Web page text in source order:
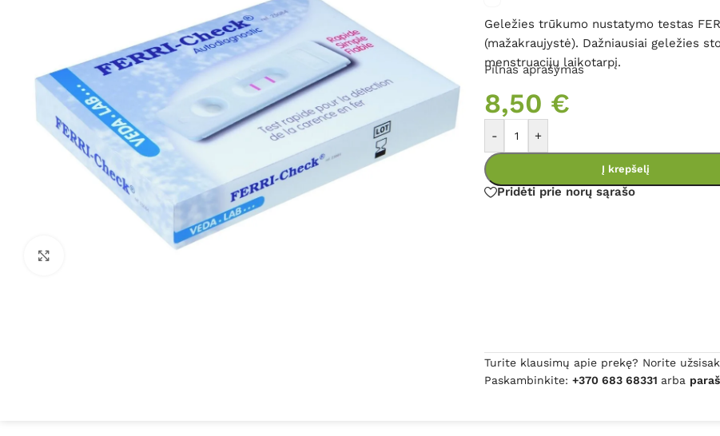
Geležies trūkumo nustatymo testas
(mažakraujystė). Dažniausiai geležies
menstruacijų laikotarpį.
Pilnas aprašymas
8,50 €
- +
Į krepšelį
Pridėti prie norų sąrašo
Turite klausimų apie prekę? Norite
Paskambinkite:+370 683 68331 arba